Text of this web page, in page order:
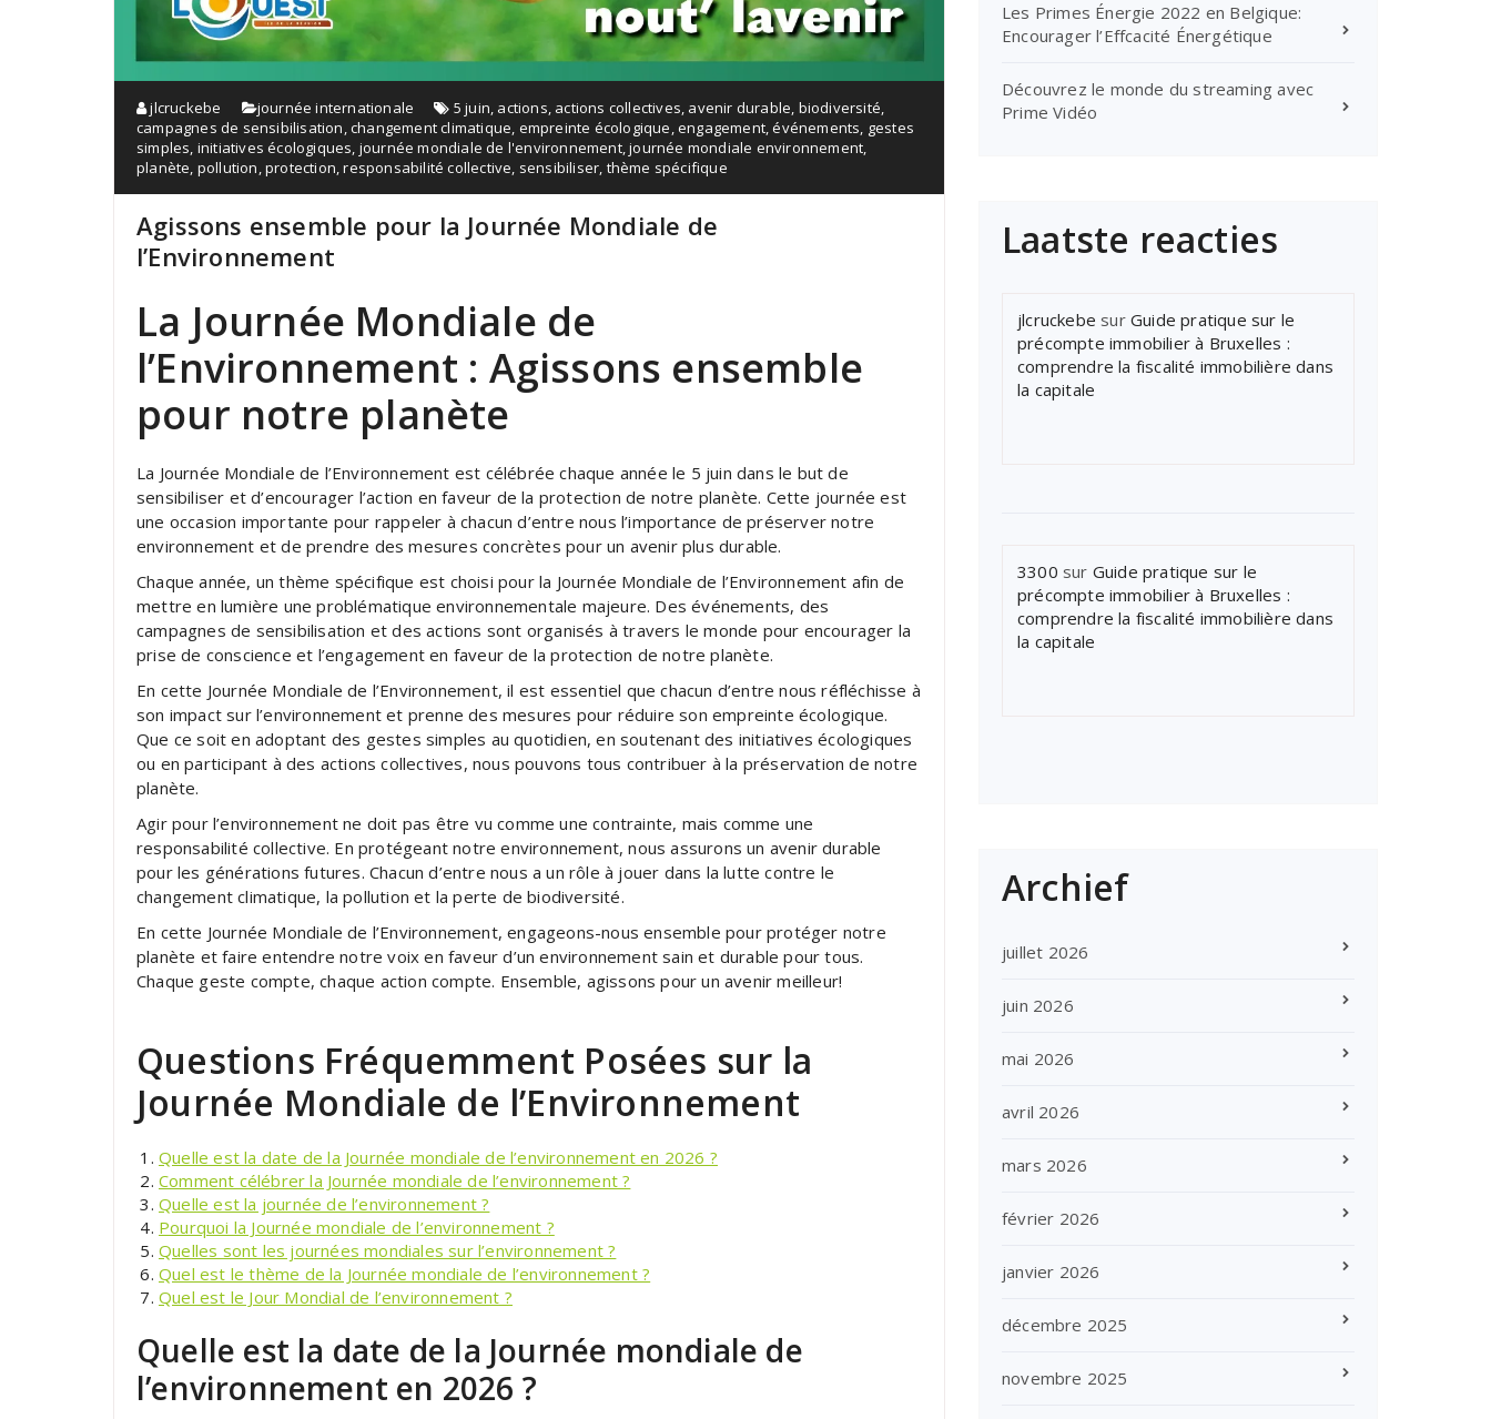
jlcruckebe journée internationale 5 juin, actions, actions collectives, avenir durable, biodiversité,
campagnes de sensibilisation,changement climatique, empreinte écologique,engagement,événements, gestes
simples, initiatives écologiques, journée mondiale de l'environnement,journée mondiale environnement,
planète, pollution,protection,responsabilité collective, sensibiliser, thème spécifique
Agissons ensemble pour la Journée Mondiale de
l’Environnement
La Journée Mondiale de
l’Environnement : Agissons ensemble
pour notre planète
La Journée Mondiale de l’Environnement est célébrée chaque année le 5 juin dans le but de
sensibiliser et d’encourager l’action en faveur de la protection de notre planète. Cette journée est
une occasion importante pour rappeler à chacun d’entre nous l’importance de préserver notre
environnement et de prendre des mesures concrètes pour un avenir plus durable.
Chaque année, un thème spécifique est choisi pour la Journée Mondiale de l’Environnement afin de
mettre en lumière une problématique environnementale majeure. Des événements, des
campagnes de sensibilisation et des actions sont organisés à travers le monde pour encourager la
prise de conscience et l’engagement en faveur de la protection de notre planète.
En cette Journée Mondiale de l’Environnement, il est essentiel que chacun d’entre nous réfléchisse à
son impact sur l’environnement et prenne des mesures pour réduire son empreinte écologique.
Que ce soit en adoptant des gestes simples au quotidien, en soutenant des initiatives écologiques
ou en participant à des actions collectives, nous pouvons tous contribuer à la préservation de notre
planète.
Agir pour l’environnement ne doit pas être vu comme une contrainte, mais comme une
responsabilité collective. En protégeant notre environnement, nous assurons un avenir durable
pour les générations futures. Chacun d’entre nous a un rôle à jouer dans la lutte contre le
changement climatique, la pollution et la perte de biodiversité.
En cette Journée Mondiale de l’Environnement, engageons-nous ensemble pour protéger notre
planète et faire entendre notre voix en faveur d’un environnement sain et durable pour tous.
Chaque geste compte, chaque action compte. Ensemble, agissons pour un avenir meilleur!
Questions Fréquemment Posées sur la
Journée Mondiale de l’Environnement
Quelle est la date de la Journée mondiale de l’environnement en 2026 ?
Comment célébrer la Journée mondiale de l’environnement ?
Quelle est la journée de l’environnement ?
Pourquoi la Journée mondiale de l’environnement ?
Quelles sont les journées mondiales sur l’environnement ?
Quel est le thème de la Journée mondiale de l’environnement ?
Quel est le Jour Mondial de l’environnement ?
Quelle est la date de la Journée mondiale de
l’environnement en 2026 ?
Les Primes Énergie 2022 en Belgique:
Encourager l’Effcacité Énergétique
Découvrez le monde du streaming avec
Prime Vidéo
Laatste reacties
jlcruckebe sur Guide pratique sur le
précompte immobilier à Bruxelles :
comprendre la fiscalité immobilière dans
la capitale
3300 sur Guide pratique sur le
précompte immobilier à Bruxelles :
comprendre la fiscalité immobilière dans
la capitale
Archief
juillet 2026
juin 2026
mai 2026
avril 2026
mars 2026
février 2026
janvier 2026
décembre 2025
novembre 2025